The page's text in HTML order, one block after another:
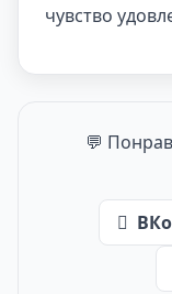
чувство
💬